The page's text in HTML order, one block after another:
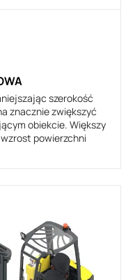
szerokość
znacznie zwiększyć
obiekcie. Większy
powierzchni